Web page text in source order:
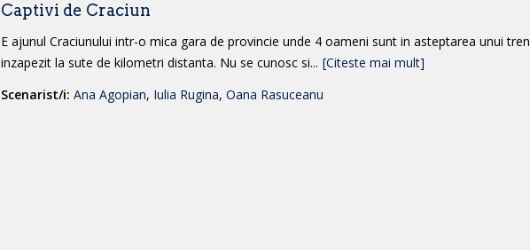
Captivi de Craciun
E ajunul Craciunului intr-o mica gara de provincie unde 4 oameni sunt in asteptarea unui tren
inzapezit la sute de kilometri distanta. Nu se cunosc si... [Citeste mai mult]
Scenarist/i: Ana Agopian, Iulia Rugina, Oana Rasuceanu